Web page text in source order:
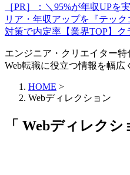
［PR］：＼95%が年収UPを
リア・年収アップを『テッ
対策で内定率【業界TOP】ク
エンジニア・クリエイター
Web転職に役立つ情報を幅広
HOME >
Webディレクション
「 Webディレク